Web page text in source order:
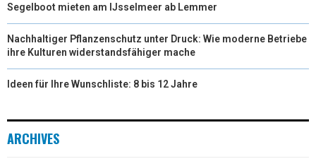
Segelboot mieten am IJsselmeer ab Lemmer
Nachhaltiger Pflanzenschutz unter Druck: Wie moderne Betriebe
ihre Kulturen widerstandsfähiger mache
Ideen für Ihre Wunschliste: 8 bis 12 Jahre
ARCHIVES